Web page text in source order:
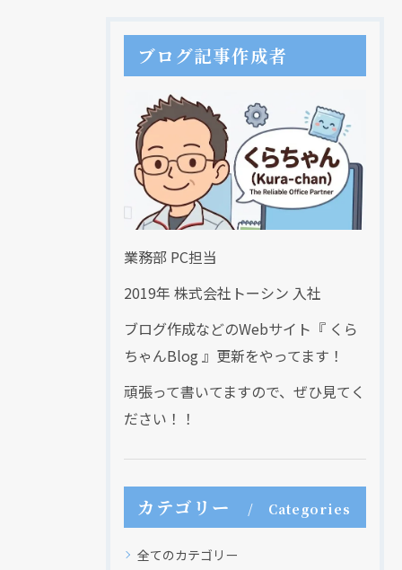
ブログ記事作成者
業務部 PC担当
2019年 株式会社トーシン 入社
ブログ作成などのWebサイト『 くら
ちゃんBlog 』更新をやってます！
頑張って書いてますので、ぜひ見てく
ださい！！
カテゴリー Categories
全てのカテゴリー